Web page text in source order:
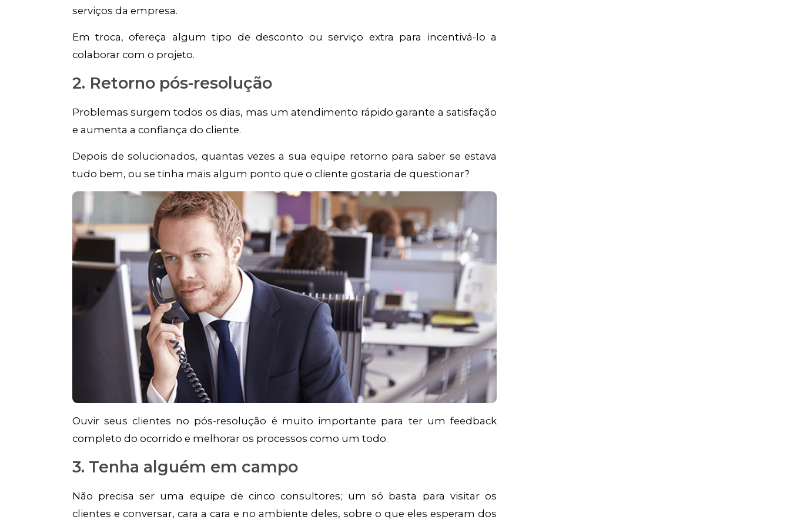
serviços da empresa.
Em troca, ofereça algum tipo de desconto ou serviço extra para incentivá-lo a
colaborar com o projeto.
2. Retorno pós-resolução
Problemas surgem todos os dias, mas um atendimento rápido garante a satisfação
e aumenta a confiança do cliente.
Depois de solucionados, quantas vezes a sua equipe retorno para saber se estava
tudo bem, ou se tinha mais algum ponto que o cliente gostaria de questionar?
Ouvir seus clientes no pós-resolução é muito importante para ter um feedback
completo do ocorrido e melhorar os processos como um todo.
3. Tenha alguém em campo
Não precisa ser uma equipe de cinco consultores; um só basta para visitar os
clientes e conversar, cara a cara e no ambiente deles, sobre o que eles esperam dos